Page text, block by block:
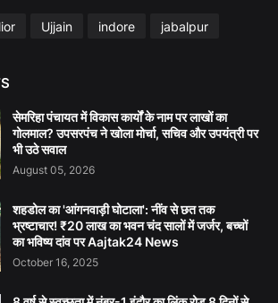
Ujjain indore jabalpur
सेमरिहा पंचायत में विकास कार्यों के नाम पर लाखों का
गोलमाल? उपसरपंच ने खोला मोर्चा, सचिव और उपयंत्री पर
भी उठे सवाल
August 05, 2026
शहडोल का 'आंगनवाड़ी घोटाला': नींव से छत तक
भ्रष्टाचार! ₹20 लाख का भवन चंद सालों में जर्जर, बच्चों
का भविष्य दांव पर Aajtak24 News
October 16, 2025